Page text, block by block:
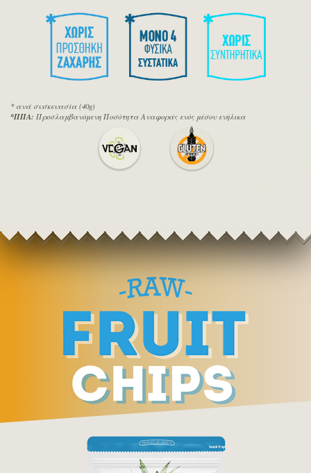
* ανά συσκευασία (40g)
*ΠΠΑ: Προσλαμβανόμενη Ποσότητα Αναφοράς ενός μέσου ενήλικα